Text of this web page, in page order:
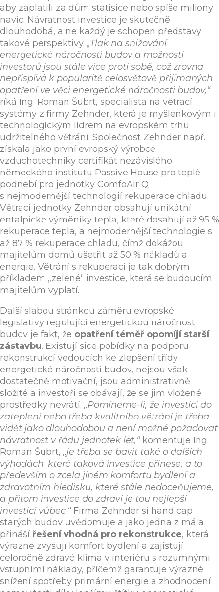
aby zaplatili za dům statisíce nebo spíše miliony
navíc. Návratnost investice je skutečně
dlouhodobá, a ne každý je schopen představy
takové perspektivy. „Tlak na snižování
energetické náročnosti budov a možnosti
investorů jsou stále více proti sobě, což zrovna
nepřispívá k popularitě celosvětově přijímaných
opatření ve věci energetické náročnosti budov,“
říká Ing. Roman Šubrt, specialista na větrací
systémy z firmy Zehnder, která je myšlenkovým i
technologickým lídrem na evropském trhu
udržitelného větrání. Společnost Zehnder např.
získala jako první evropský výrobce
vzduchotechniky certifikát nezávislého
německého institutu Passive House pro teplé
podnebí pro jednotky ComfoAir Q
s nejmodernější technologií rekuperace chladu.
Větrací jednotky Zehnder obsahují unikátní
entalpické výměníky tepla, které dosahují až 95 %
rekuperace tepla, a nejmodernější technologie s
až 87 % rekuperace chladu, čímž dokážou
majitelům domů ušetřit až 50 % nákladů a
energie. Větrání s rekuperací je tak dobrým
příkladem „zelené“ investice, která se budoucím
majitelům vyplatí.
Další slabou stránkou záměru evropské
legislativy regulující energetickou náročnost
budov je fakt, že opatření téměř opomíjí starší
zástavbu. Existují sice pobídky na podporu
rekonstrukcí vedoucích ke zlepšení třídy
energetické náročnosti budov, nejsou však
dostatečně motivační, jsou administrativně
složité a investoři se obávají, že se jim vložené
prostředky nevrátí. „Pomineme-li, že investici do
zateplení nebo třeba kvalitního větrání je třeba
vidět jako dlouhodobou a není možné požadovat
návratnost v řádu jednotek let,“komentuje Ing.
Roman Šubrt, „je třeba se bavit také o dalších
výhodách, které taková investice přinese, a to
především o zcela jiném komfortu bydlení a
zdravotním hledisku, které stále nedoceňujeme,
a přitom investice do zdraví je tou nejlepší
investicí vůbec.“Firma Zehnder si handicap
starých budov uvědomuje a jako jedna z mála
přináší řešení vhodná pro rekonstrukce, která
výrazně zvyšují komfort bydlení a zajišťují
celoročně zdravé klima v interiéru s rozumnými
vstupními náklady, přičemž garantuje výrazné
snížení spotřeby primární energie a zhodnocení